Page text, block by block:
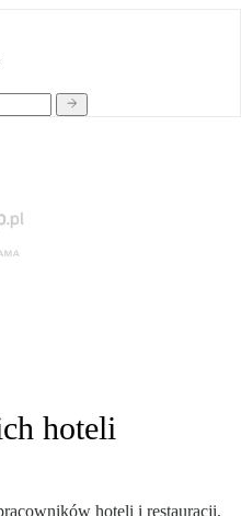
hoteli
hoteli i restauracji,